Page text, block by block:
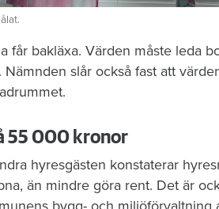
får bakläxa. Värden måste leda
slår också fast att
55 000 kronor
hyresgästen konstaterar
än mindre göra rent. Det är